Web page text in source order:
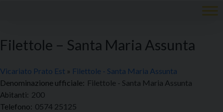
Filettole – Santa Maria Assunta
Vicariato Prato Est » Filettole - Santa Maria Assunta
Denominazione ufficiale: Filettole - Santa Maria Assunta
200
Telefono: 0574 25125